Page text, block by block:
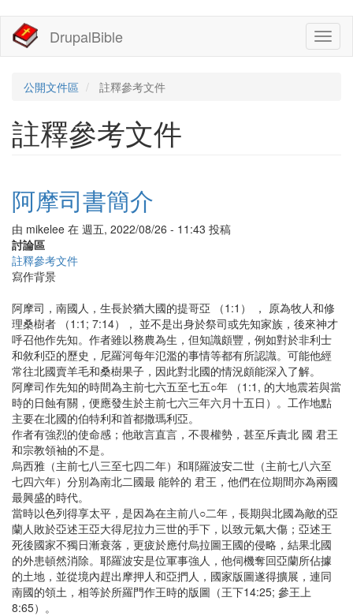
主
DrupalBible
公開文件區 註釋參考文件
註釋參考文件
阿摩司書簡介
由 mikelee 在 週五, 2022/08/26 - 11:43 投稿
討論區
註釋參考文件
寫作背景
阿摩司，南國人，生長於猶大國的提哥亞 （1:1） ， 原為牧人和修
理桑樹者 （1:1; 7:14）， 並不是出身於祭司或先知家族，後來神才
呼召他作先知。作者雖以務農為生，但知識頗豐，例如對於非利士
和敘利亞的歷史，尼羅河每年氾濫的事情等都有所認識。可能他經
常往北國賣羊毛和桑樹果子，因此對北國的情況頗能深入了解。
阿摩司作先知的時間為主前七六五至七五○年 （1:1, 的大地震若與當
時的日蝕有關，便應發生於主前七六三年六月十五日）。工作地點
主要在北國的伯特利和首都撒瑪利亞。
作者有強烈的使命感；他敢言直言，不畏權勢，甚至斥責北 國 君王
和宗教領袖的不是。
烏西雅（主前七八三至七四二年）和耶羅波安二世（主前七八六至
七四六年）分別為南北二國最 能幹的 君王，他們在位期間亦為兩國
最興盛的時代。
當時以色列得享太平，是因為在主前八○二年，長期與北國為敵的亞
蘭人敗於亞述王亞大得尼拉力三世的手下，以致元氣大傷；亞述王
死後國家不獨日漸衰落，更疲於應付烏拉圖王國的侵略，結果北國
的外患頓然消除。耶羅波安是位軍事強人，他伺機奪回亞蘭所佔據
的土地，並從境內趕出摩押人和亞捫人，國家版圖遂得擴展，連同
南國的領土，相等於所羅門作王時的版圖（王下14:25; 參王上
8:65）。